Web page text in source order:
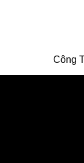
Công